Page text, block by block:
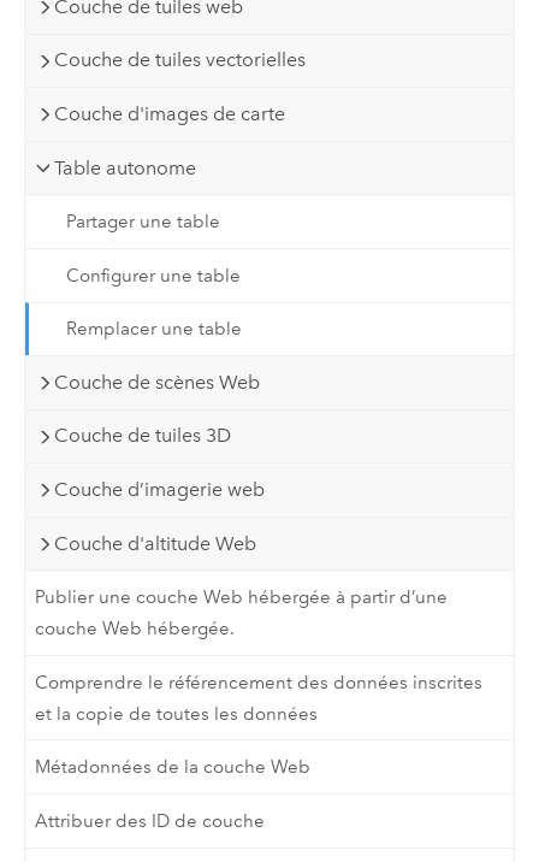
Couche de tuiles web
Couche de tuiles vectorielles
Couche d'images de carte
Table autonome
Partager une table
Configurer une table
Remplacer une table
Couche de scènes Web
Couche de tuiles 3D
Couche d’imagerie web
Couche d'altitude Web
Publier une couche Web hébergée à partir d’une
couche Web hébergée.
Comprendre le référencement des données inscrites
et la copie de toutes les données
Métadonnées de la couche Web
Attribuer des ID de couche